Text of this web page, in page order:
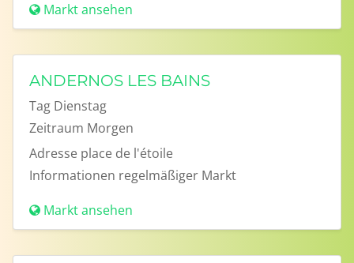
Markt ansehen
ANDERNOS LES BAINS
Tag Dienstag
Zeitraum Morgen
Adresse place de l'étoile
Informationen regelmäßiger Markt
Markt ansehen